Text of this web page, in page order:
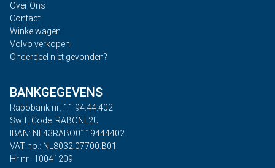
Over Ons
Contact
Winkelwagen
Volvo verkopen
Onderdeel niet gevonden?
BANKGEGEVENS
Rabobank nr: 11.94.44.402
Swift Code: RABONL2U
IBAN: NL43RABO0119444402
VAT no.: NL8032.07700.B01
Hr nr.: 10041209